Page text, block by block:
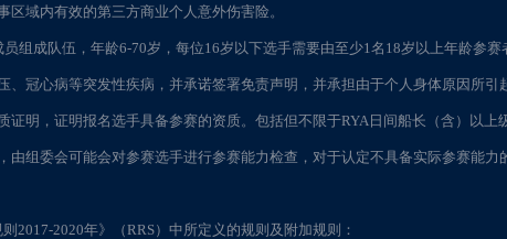
域内有效的第三方商业个人意外伤害险。
组成队伍，年龄6-70岁，每位16岁以下选手需要由至少1名18岁以上年龄参赛
、冠心病等突发性疾病，并承诺签署免责声明，并承担由于个人身体原因所引
明，证明报名选手具备参赛的资质。包括但不限于RYA日间船长（含）以上
由组委会可能会对参赛选手进行参赛能力检查，对于认定不具备实际参赛能力
2017-2020年》（RRS）中所定义的规则及附加规则：